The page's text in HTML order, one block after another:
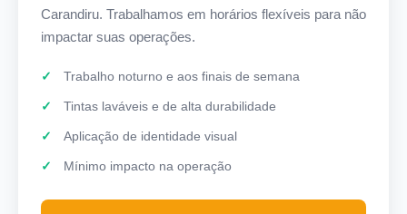
Carandiru. Trabalhamos em horários flexíveis para não
impactar suas operações.
Trabalho noturno e aos finais de semana
Tintas laváveis e de alta durabilidade
Aplicação de identidade visual
Mínimo impacto na operação